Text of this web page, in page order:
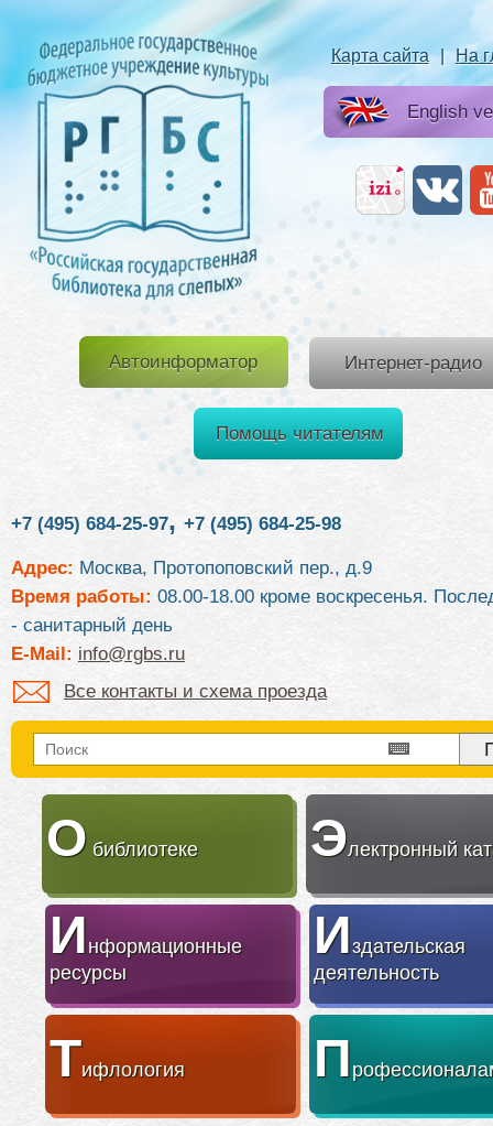
Карта сайта | На
English
Автоинформатор Интернет-радио
Помощь читателям
+7 (495) 684-25-97, +7 (495) 684-25-98
Адрес: Москва, Протопоповский пер., д.9
Время работы: 08.00-18.00 кроме воскресенья.
- санитарный день
E-Mail: info@rgbs.ru
Все контакты и схема проезда
О библиотеке Электронный
Информационные
ресурсы
Издательская
деятельность
Тифлология П